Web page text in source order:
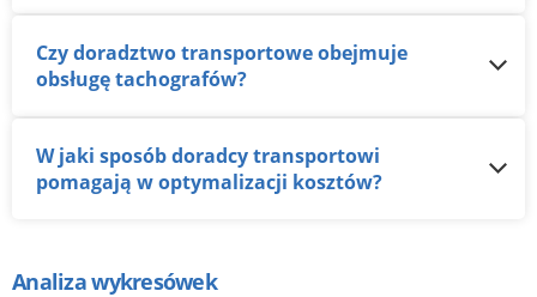
Czy doradztwo transportowe obejmuje
obsługę tachografów?
W jaki sposób doradcy transportowi
pomagają w optymalizacji kosztów?
Analiza wykresówek